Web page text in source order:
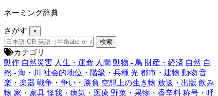
ネーミング辞典
さがす ×
カテゴリ
動作 自然災害 人生・運命 人間 動物 - 鳥 財産・経済 自然 自
然 - 海・川
社会的地位・階級・兵種 光 都市・建物 動物 音
楽・楽器 戦争・争い・勝負 空想上の生き物 放送・出版 飲み
物 家・家具 怪我・病気・医療 野菜・果物・香辛料 称号・呼